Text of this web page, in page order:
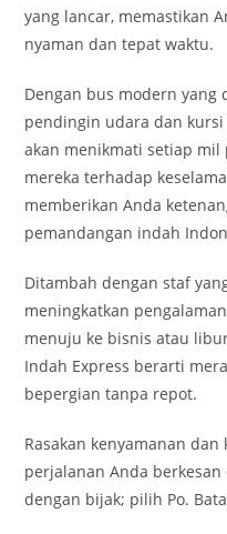
yang lancar, memastikan
nyaman dan tepat waktu.
Dengan bus modern
pendingin udara dan
akan menikmati setiap
mereka terhadap
memberikan Anda
pemandangan indah
Ditambah dengan staf
meningkatkan
menuju ke bisnis atau
Indah Express berarti
bepergian tanpa repot.
Rasakan kenyamanan
perjalanan Anda
dengan bijak; pilih Po.